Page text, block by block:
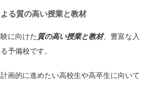
る質の高い授業と教材
に向けた 質の高い授業と教材、豊富な入
予備校です。
画的に進めたい高校生や高卒生に向いて